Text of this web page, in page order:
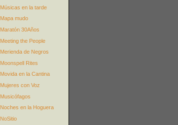
Músicas en la tarde
Mapa mudo
Maratón 30Años
Meeting the People
Merienda de Negros
Moonspell Rites
Movida en la Cantina
Mujeres con Voz
Musicófagos
Noches en la Hoguera
NoSitio